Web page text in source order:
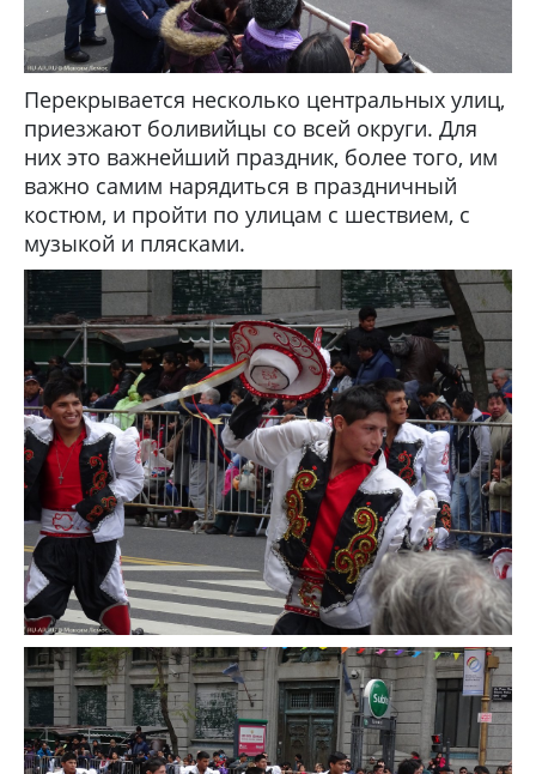
Перекрывается несколько центральных улиц,
приезжают боливийцы со всей округи. Для
них это важнейший праздник, более того, им
важно самим нарядиться в праздничный
костюм, и пройти по улицам с шествием, с
музыкой и плясками.